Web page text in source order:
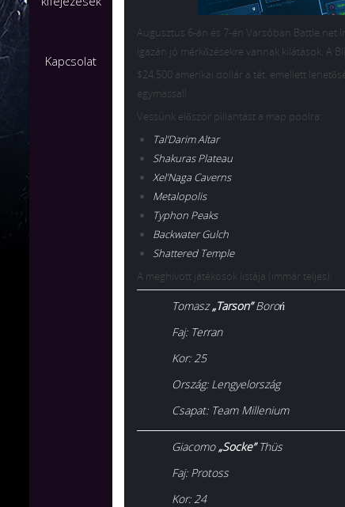
Kapcsolat
Augusztus 6-án és 7-én Varsóban Battle.net
igazán jó mérkőzésekre vannak kilátások. A
$24,500 amerikai dollár a tét, emellett
egymással!
Vessünk először pillantást a map poolra:
Tal’Darim Altar
Shakuras Plateau
Xel’Naga Caverns
Metalopolis
Typhon Peaks
Backwater Gulch
Shattered Temple
A meghívott játékosok listája (immár teljes):
Tomasz„Tarson”Boroń
Faj: Terran
Kor: 25
Ország: Lengyelország
Csapat: Team Millenium
Giacomo „Socke”Thüs
Faj: Protoss
Kor: 24